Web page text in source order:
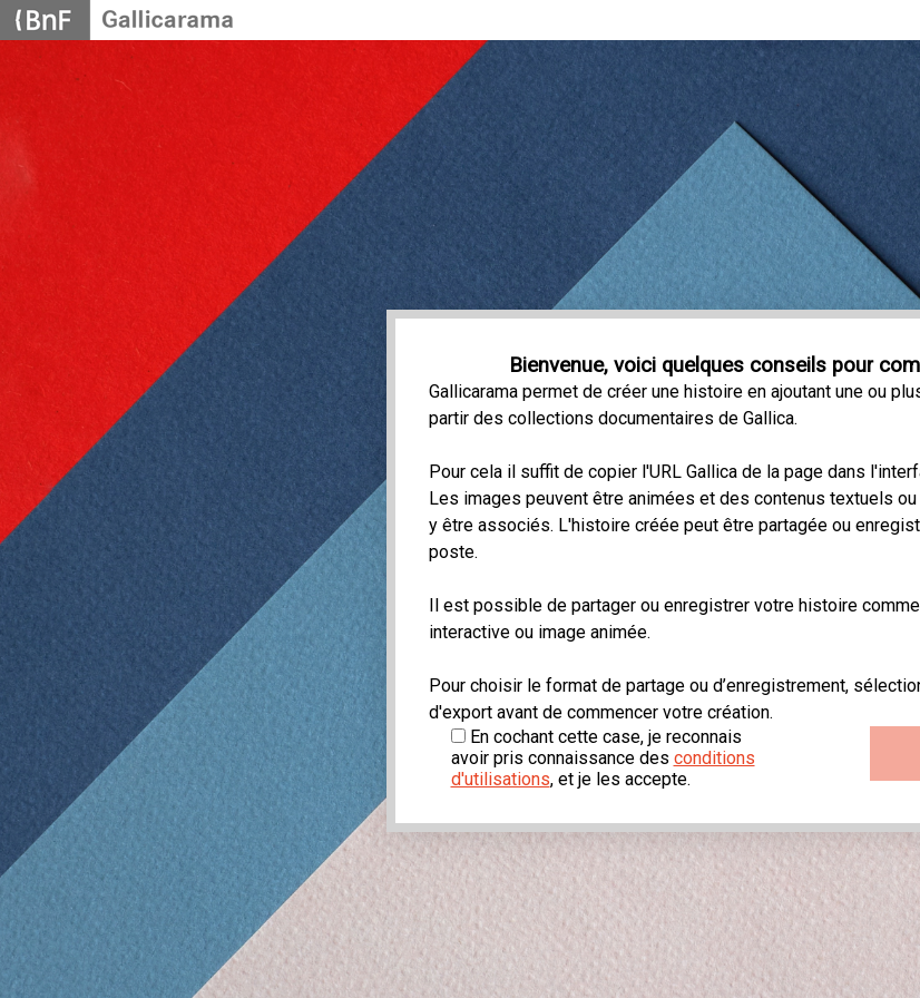
Cookies management panel
Bienvenue, voici quelques conseils pour
Gallicarama permet de créer une histoire en ajoutant une ou
partir des collections documentaires de Gallica.
Pour cela il suffit de copier l'URL Gallica de la page dans
Les images peuvent être animées et des contenus textuels
y être associés. L'histoire créée peut être partagée ou
poste.
Il est possible de partager ou enregistrer votre histoire
interactive ou image animée.
Pour choisir le format de partage ou d’enregistrement,
d'export avant de commencer votre création.
En cochant cette case, je reconnais
avoir pris connaissance des conditions
d'utilisations, et je les accepte.